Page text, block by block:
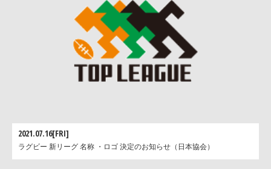
2021.07.16[FRI]
ラグビー 新リーグ 名称 ・ロゴ 決定のお知らせ（日本協会）